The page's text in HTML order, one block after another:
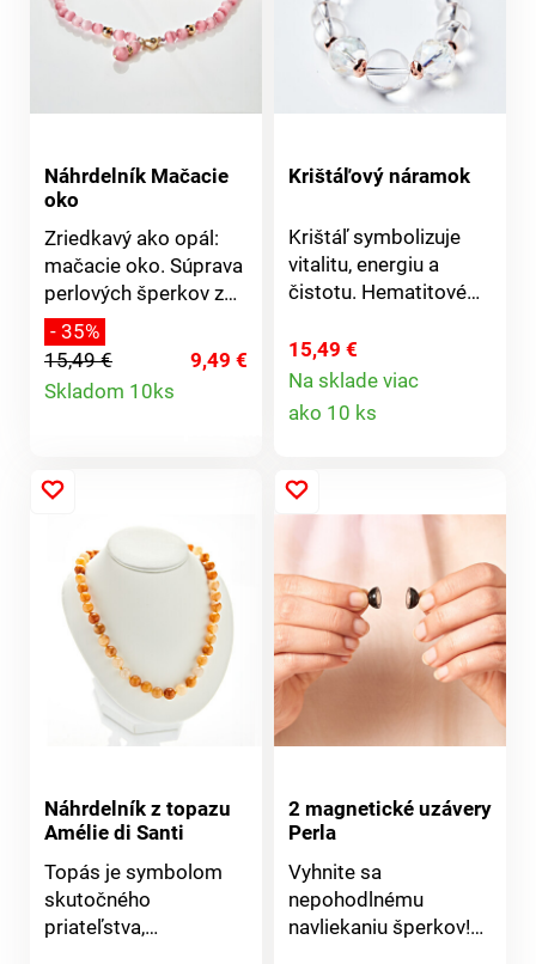
Náhrdelník Mačacie
oko
Zriedkavý ako opál:
mačacie oko. Súprava
perlových šperkov z
prírodného kameňa v
dúhovej ružovej, kde
každý kus je jedinečný
a fascinuje svojou
zapínaním na
kameň. Módny ružový
odtieň. Každý diel je
unikát.
- 35%
15,49 €
9,49 €
Skladom 10ks
Detail
Krištáľový náramok
Krištáľ symbolizuje
vitalitu, energiu a
čistotu. Hematitové
jemnými akcentmi vo
farbe ružového zlata
zvýrazňujú trblietavosť
15,49 €
Na sklade viac
ako 10 ks
Náhrdelník z topazu
Amélie di Santi
Topás je symbolom
skutočného
priateľstva,
2 magnetické uzávery
Perla
Vyhnite sa
nepohodlnému
navliekaniu šperkov!